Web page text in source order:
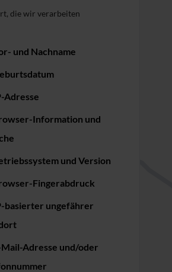
die wir verarbeiten
und Nachname
Adresse
Information und
und Version
Fingerabdruck
basierter ungefährer
Mail-Adresse und/oder